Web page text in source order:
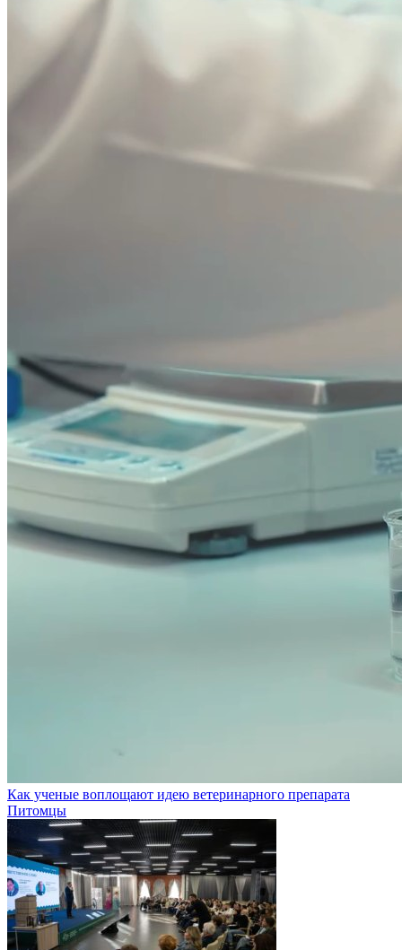
Как ученые воплощают идею ветеринарного препарата
Питомцы